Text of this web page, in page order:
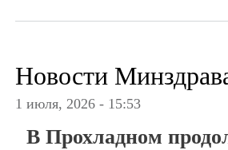
Новости
1 июля, 2026 - 15:53
В Прохладном